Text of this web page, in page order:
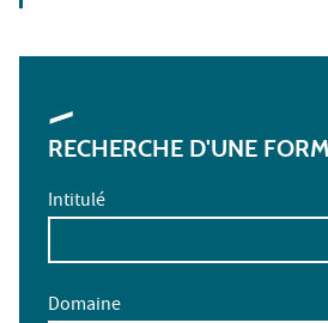
RECHERCHE D'UNE
Intitulé
Domaine